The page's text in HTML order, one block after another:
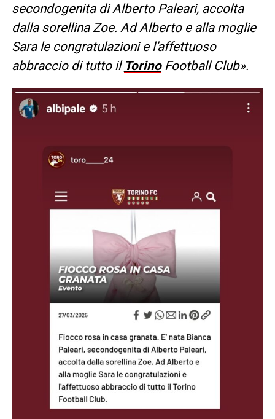
secondogenita di Alberto Paleari, accolta
dalla sorellina Zoe. Ad Alberto e alla moglie
Sara le congratulazioni e l’affettuoso
abbraccio di tutto il Torino Football Club».